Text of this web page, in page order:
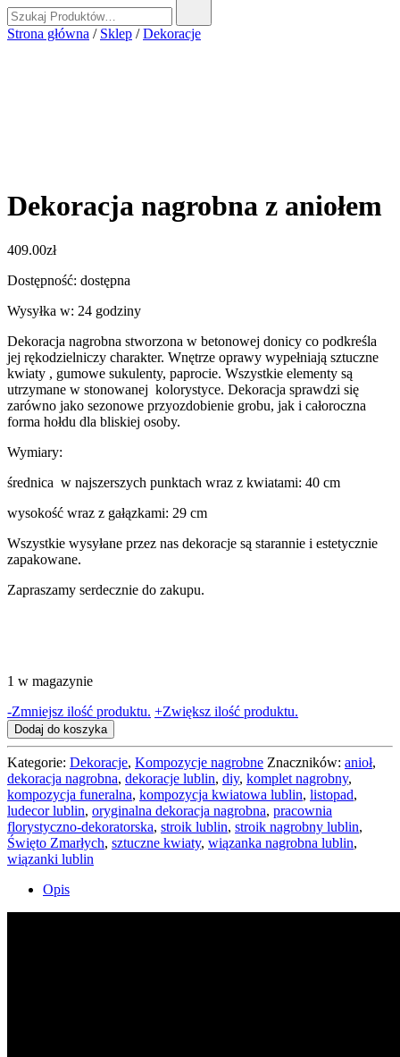
Strona główna / Sklep /Dekoracje
Dekoracja nagrobna z aniołem
409.00zł
Dostępność: dostępna
Wysyłka w: 24 godziny
Dekoracja nagrobna stworzona w betonowej donicy co podkreśla
jej rękodzielniczy charakter. Wnętrze oprawy wypełniają sztuczne
kwiaty , gumowe sukulenty, paprocie. Wszystkie elementy są
utrzymane w stonowanej kolorystyce. Dekoracja sprawdzi się
zarówno jako sezonowe przyozdobienie grobu, jak i całoroczna
forma hołdu dla bliskiej osoby.
Wymiary:
średnica w najszerszych punktach wraz z kwiatami: 40 cm
wysokość wraz z gałązkami: 29 cm
Wszystkie wysyłane przez nas dekoracje są starannie i estetycznie
zapakowane.
Zapraszamy serdecznie do zakupu.
1 w magazynie
-Zmniejsz ilość produktu. ilość
nagrobna
z
aniołem
+Zwiększ ilość produktu.
Dodaj do koszyka
Kategorie: Dekoracje, Kompozycje nagrobne Znaczników: anioł,
dekoracja nagrobna, dekoracje lublin, diy, komplet nagrobny,
kompozycja funeralna, kompozycja kwiatowa lublin, listopad,
ludecor lublin, oryginalna dekoracja nagrobna, pracownia
florystyczno-dekoratorska, stroik lublin, stroik nagrobny lublin,
Święto Zmarłych, sztuczne kwiaty, wiązanka nagrobna lublin,
wiązanki lublin
Opis